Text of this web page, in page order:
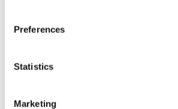
Preferences
Statistics
Marketing
a la carte retter eller lad dig overraske af
Efter et skønt måltid kan I bevæge jer ned
panadekagebagning for de mindste.